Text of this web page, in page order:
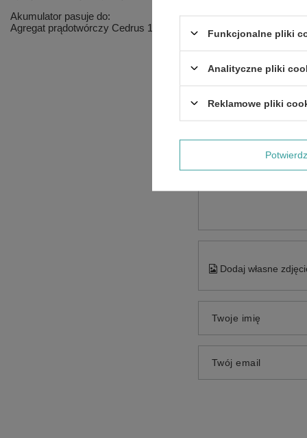
Akumulator pasuje do:
Agregat prądotwórczy Cedrus 10 kW R670 CEDAG10E-3F
Dodaj własne
Twoje imię
Twój email
Funkcjonalne pliki
Analityczne pliki
Reklamowe pliki